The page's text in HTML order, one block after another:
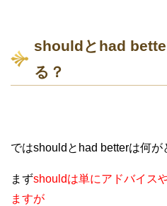
shouldとhad
る？
ではshouldとhad betterは何が
まずshouldは単にアドバイス
ますが